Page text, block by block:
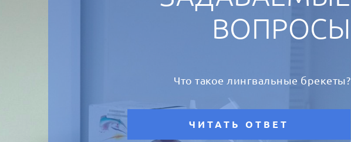
ВОПРОСЫ
Что такое лингвальные брекеты?
ЧИТАТЬ ОТВЕТ